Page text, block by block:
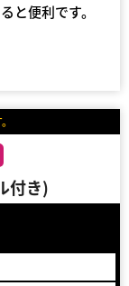
と便利です。
付き)